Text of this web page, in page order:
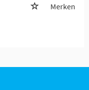
Merken